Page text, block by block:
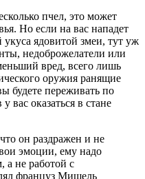
пчел, это может
Но если на вас нападет
ядовитой змеи, тут уж
недоброжелатели или
вред, всего лишь
оружия ранящие
будете переживать по
вас оказаться в стане
он раздражен и не
эмоции, ему надо
а не работой с
француз Мишель